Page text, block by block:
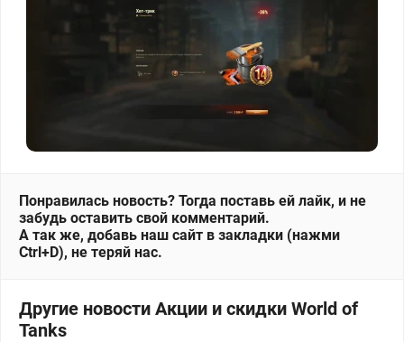
Понравилась новость? Тогда поставь ей лайк, и не
забудь оставить свой комментарий.
А так же, добавь наш сайт в закладки (нажми
Ctrl+D), не теряй нас.
Другие новости Акции и скидки World of
Tanks